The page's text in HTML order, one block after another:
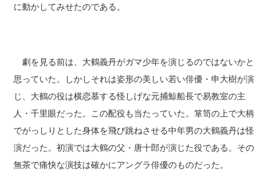
に動かしてみせたのである。
劇を見る前は、大鶴義丹がガマ少年を演じるのではないかと
思っていた。しかしそれは姿形の美しい若い俳優・申大樹が演
じ、大鶴の役は横恋慕する怪しげな元捕鯨船長で易教室の主
人・千里眼だった。この配役も当たっていた。箪笥の上で大柄
でがっしりとした身体を飛び跳ねさせる中年男の大鶴義丹は怪
演だった。初演では大鶴の父・唐十郎が演じた役である。その
無茶で痛快な演技は確かにアングラ俳優のものだった。